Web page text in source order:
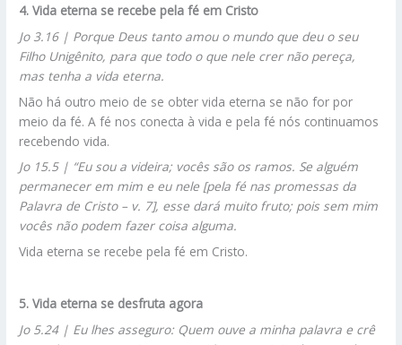
4. Vida eterna se recebe pela fé em Cristo
Jo 3.16 | Porque Deus tanto amou o mundo que deu o seu
Filho Unigênito, para que todo o que nele crer não pereça,
mas tenha a vida eterna.
Não há outro meio de se obter vida eterna se não for por
meio da fé. A fé nos conecta à vida e pela fé nós continuamos
recebendo vida.
Jo 15.5 | “Eu sou a videira; vocês são os ramos. Se alguém
permanecer em mim e eu nele [pela fé nas promessas da
Palavra de Cristo – v. 7], esse dará muito fruto; pois sem mim
vocês não podem fazer coisa alguma.
Vida eterna se recebe pela fé em Cristo.
5. Vida eterna se desfruta agora
Jo 5.24 | Eu lhes asseguro: Quem ouve a minha palavra e crê